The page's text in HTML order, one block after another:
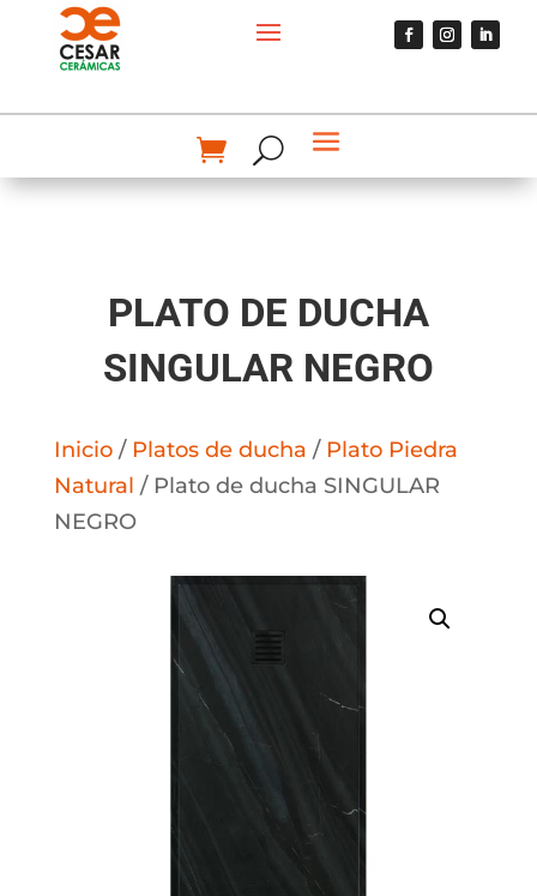
PLATO DE DUCHA
SINGULAR NEGRO
Inicio/ Platos de ducha / Plato Piedra
Natural / Plato de ducha SINGULAR
NEGRO